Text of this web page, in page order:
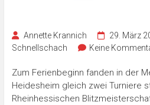
Annette Krannich 29. März
Schnellschach
Keine
Zum Ferienbeginn fanden in der
Heidesheim gleich zwei Turniere
Rheinhessischen